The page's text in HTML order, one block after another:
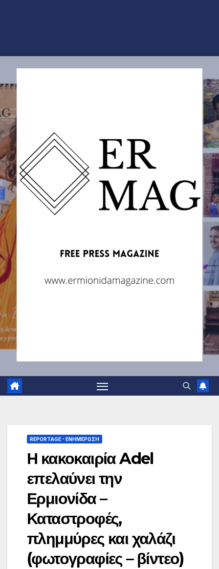
REPORTAGE - EΝΗΜΈΡΩΣΗ
Η κακοκαιρία Adel
επελαύνει την
Ερμιονίδα –
Καταστροφές,
πλημμύρες και χαλάζι
(φωτογραφίες – βίντεο)